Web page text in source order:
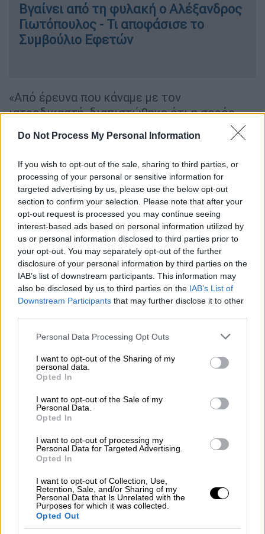
Do Not Process My Personal Information
If you wish to opt-out of the sale, sharing to third parties, or
processing of your personal or sensitive information for
targeted advertising by us, please use the below opt-out
section to confirm your selection. Please note that after your
opt-out request is processed you may continue seeing
interest-based ads based on personal information utilized by
us or personal information disclosed to third parties prior to
your opt-out. You may separately opt-out of the further
disclosure of your personal information by third parties on the
IAB’s list of downstream participants. This information may
also be disclosed by us to third parties on the IAB’s List of
Downstream Participants that may further disclose it to other
Please note that this website/app uses one or more Google
not limited to your visit or usage behaviour. You may click to
grant or deny consent to Google and its third-party tags to
use your data for below specified purposes in below Google
consent section.
Personal Data Processing Opt Outs
I want to opt-out of the Sharing of my
personal data.
Opted In
I want to opt-out of the Sale of my
Personal Data.
Opted In
I want to opt-out of processing my
Personal Data for Targeted Advertising.
Opted In
I want to opt-out of Collection, Use,
Retention, Sale, and/or Sharing of my
Personal Data that Is Unrelated with the
Purposes for which it was collected.
Opted Out
Βγαίνει από τη φυλακή ο Αλέξανδρος
Γιωτόπουλος - Τι αποφάσισε το
Συμβούλιο Εφετών
«Από έρευνα που κάναμε με τον
ιατροδικαστή, διαπιστώθηκε ότι η σορός
νεαρό γιατρό.
Είδαμε ότι αντιστοιχούν χαρακτηριστικά του
ρουχισμού του με αυτά της σορού» ανέφερε
στοzarpanews.grο αστυνομικός διευθυντής
Κανέλλος Νικολάου.
Η σορός βρέθηκε σε εξωτερικό χώρο με
πυκνή θαμνώδη βλάστηση και ξερά κλαδιά,
κοντά στην περιοχή όπου βρίσκεται
εκκλησάκι, χωρίς όμως να εντοπίζεται μέσα
σε αυτό.
Σύμφωνα με τον Αστυνομικό Διευθυντή η
βλάστηση δυσχέραιναν σημαντικά τον
εντοπισμό.
Οι αστυνομικές και ιατροδικαστικές